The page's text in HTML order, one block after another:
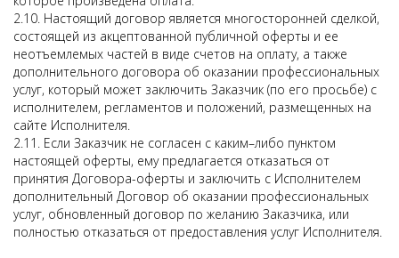
2.10. Настоящий договор является многосторонней сделкой,
состоящей из акцептованной публичной оферты и ее
неотъемлемых частей в виде счетов на оплату, а также
дополнительного договора об оказании профессиональных
услуг, который может заключить Заказчик (по его просьбе) с
исполнителем, регламентов и положений, размещенных на
сайте Исполнителя.
2.11. Если Заказчик не согласен с каким–либо пунктом
настоящей оферты, ему предлагается отказаться от
принятия Договора-оферты и заключить с Исполнителем
дополнительный Договор об оказании профессиональных
услуг, обновленный договор по желанию Заказчика, или
полностью отказаться от предоставления услуг Исполнителя.